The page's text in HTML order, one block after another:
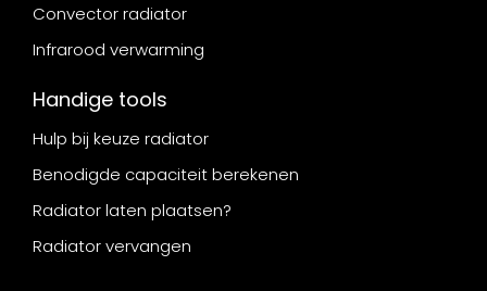
Convector radiator
Infrarood verwarming
Handige tools
Hulp bij keuze radiator
Benodigde capaciteit berekenen
Radiator laten plaatsen?
Radiator vervangen